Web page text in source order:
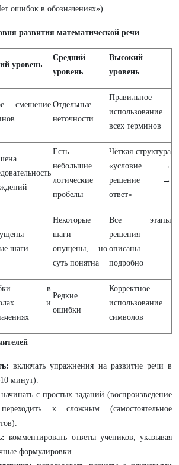
ошибок в обозначениях»).
развития математической речи
уровень
Средний
уровень
Высокий
уровень
смешение Отдельные
неточности
Правильное
использование
всех терминов
Есть
небольшие
логические
пробелы
Чёткая структура
«условие →
решение →
ответ»
шаги
Некоторые
шаги
опущены, но
суть понятна
Все этапы
решения
описаны
подробно
в
и
Редкие
ошибки
Корректное
использование
символов
включать упражнения на развитие речи в
минут).
начинать с простых заданий (воспроизведение
к сложным (самостоятельное
комментировать ответы учеников, указывая
формулировки.